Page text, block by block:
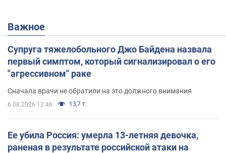
Важное
Супруга тяжелобольного Джо Байдена назвала
первый симптом, который сигнализировал о его
"агрессивном" раке
Сначала врачи не обратили на это должного внимания
6.08.2026 12:46 13,7 т.
Ее убила Россия: умерла 13-летняя девочка,
раненая в результате российской атаки на